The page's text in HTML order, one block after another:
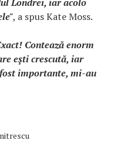
, a spus Kate Moss.
Contează enorm
eşti crescută, iar
importante, mi-au